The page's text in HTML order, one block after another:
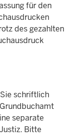
für den
des gezahlten
schriftlich
separate
Bitte